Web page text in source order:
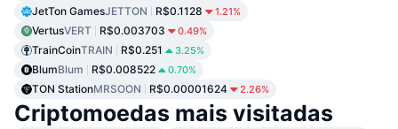
JetTon GamesJETTON R$0.1128 1.21%
VertusVERT R$0.003703 0.49%
TrainCoinTRAIN R$0.251 3.25%
BlumBlum R$0.008522 0.70%
TON StationMRSOON R$0.00001624 2.26%
Criptomoedas mais visitadas